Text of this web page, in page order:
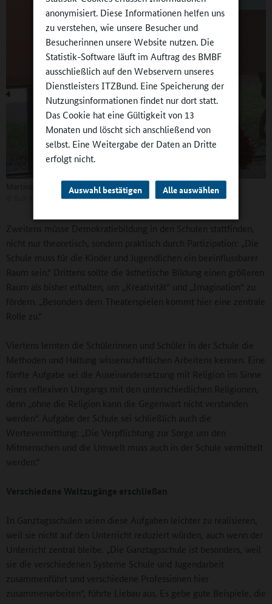
anonymisiert. Diese Informationen helfen uns
zu verstehen, wie unsere Besucher und
Besucherinnen unsere Website nutzen. Die
Statistik-Software läuft im Auftrag des BMBF
ausschließlich auf den Webservern unseres
Dienstleisters ITZBund. Eine Speicherung der
Nutzungsinformationen findet nur dort statt.
Das Cookie hat eine Gültigkeit von 13
Monaten und löscht sich anschließend von
selbst. Eine Weitergabe der Daten an Dritte
erfolgt nicht.
Auswahl bestätigen Alle auswählen
Martina Liebe vom Bayerischen Landesjugendring
Zweitens müsse Demokratiebildung in den Schulen stattfinden,
nicht nur theoretisch, sondern praktisch durch Partizipation: „Die
Schule muss für die Kinder und Jugendlichen ein beeinflussbarer
Raum sein.“ Drittens sollte die ästhetische Bildung einen größeren
Raum als bisher erhalten, um „Kreativität“ und „Imagination“ zu
fördern. „Besonders dem Theaterspielen kommt hier eine zentrale
Rolle zu.“
Viertens lernten die Schülerinnen und Schüler in der Schule die
Methoden und Haltung wissenschaftlichen Arbeitens kennen. Eine
fünfte Aufgabe sei die Auseinandersetzung mit Religion im Sinne
eines reflexiven Umgangs mit den unterschiedlichen Religionen,
denn „ohne die Religion kann die Gegenwart nicht verstanden
werden“. Aufgabe der Schule sei schließlich auch die
Wertevermittlung: „Die Verpflichtung zur Sorge um den
Mitmenschen und die Umwelt muss auch in der Schule vermittelt
werden.“
Verschiedene Weltzugänge erschließen
In Ganztagsschulen seien diese Aufgaben leichter zu realisieren,
weil sie nicht auf den Unterricht reduziert würden, auch wenn der
Unterricht zentral bleibe. „Die Ganztagsschule ist besonders, weil
sie die verschiedenen Systeme Schule und Jugendarbeit
zusammenführt und verschiedene Professionen hier
zusammenarbeiten“, führte Liebau aus. Es gebe gute Beispiele, die